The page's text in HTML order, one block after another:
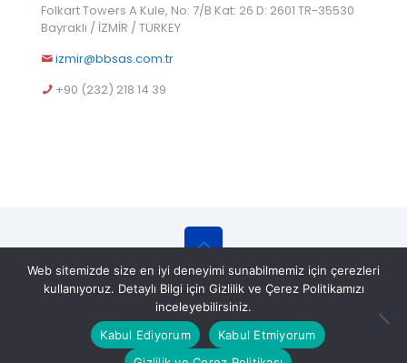
Folkart Towers A Kule, No: 7/B Kat: 26 D: 2601 TR-35530
Bayraklı / İZMİR / TURKEY
izmir@bbsas.com.tr
+90 (232) 218 14 39
© 2025 BBS Belgelendirme Eğitim ve Gözetim
Hizmetleri A.Ş. All Rights Reserved.
Web sitemizde size en iyi deneyimi sunabilmemiz için çerezleri
kullanıyoruz. Detaylı Bilgi için Gizlilik ve Çerez Politikamızı
inceleyebilirsiniz.
Kabul Ediyorum
Kabul Etmiyorum